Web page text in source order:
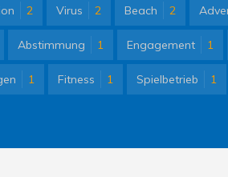
2 Virus 2 Beach 2
Abstimmung 1 Engagement 1
1 Fitness 1 Spielbetrieb 1